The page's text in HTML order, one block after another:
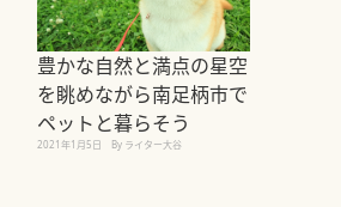
豊かな自然と満点の星空
を眺めながら南足柄市で
ペットと暮らそう
2021年1月5日 By ライター大谷